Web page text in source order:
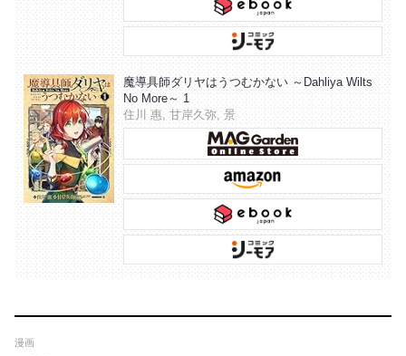
魔導具師ダリヤはうつむかない ～Dahliya Wilts
No More～ 1
住川 惠, 甘岸久弥, 景
漫画